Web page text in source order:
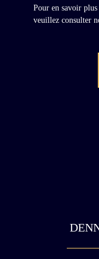
Pour en savoir plus
veuillez consulter